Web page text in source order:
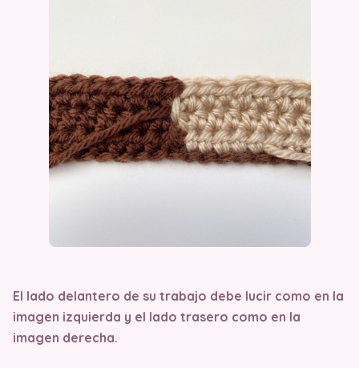
El lado delantero de su trabajo debe lucir como en la
imagen izquierda y el lado trasero como en la
imagen derecha.